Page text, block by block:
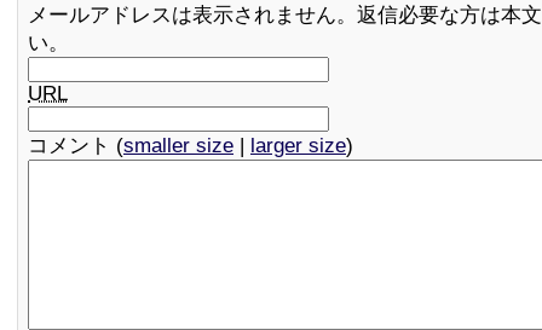
メールアドレスは表示されません。返信必要な方は本
い。
URL
コメント (smaller size | larger size)